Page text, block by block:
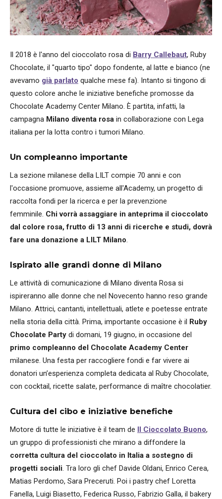
Il 2018 è l'anno del cioccolato rosa di Barry Callebaut, Ruby
Chocolate, il "quarto tipo" dopo fondente, al latte e bianco (ne
avevamo già parlato qualche mese fa). Intanto si tingono di
questo colore anche le iniziative benefiche promosse da
Chocolate Academy Center Milano. È partita, infatti, la
campagna Milano diventa rosa in collaborazione con Lega
italiana per la lotta contro i tumori Milano.
Un compleanno importante
La sezione milanese della LILT compie 70 anni e con
l'occasione promuove, assieme all'Academy, un progetto di
raccolta fondi per la ricerca e per la prevenzione
femminile. Chi vorrà assaggiare in anteprima il cioccolato
dal colore rosa, frutto di 13 anni di ricerche e studi, dovrà
fare una donazione a LILT Milano.
Ispirato alle grandi donne di Milano
Le attività di comunicazione di Milano diventa Rosa si
ispireranno alle donne che nel Novecento hanno reso grande
Milano. Attrici, cantanti, intellettuali, atlete e poetesse entrate
nella storia della città. Prima, importante occasione è il Ruby
Chocolate Party di domani, 19 giugno, in occasione del
primo compleanno del Chocolate Academy Center
milanese. Una festa per raccogliere fondi e far vivere ai
donatori un’esperienza completa dedicata al Ruby Chocolate,
con cocktail, ricette salate, performance di maître chocolatier.
Cultura del cibo e iniziative benefiche
Motore di tutte le iniziative è il team de Il Cioccolato Buono,
un gruppo di professionisti che mirano a diffondere la
corretta cultura del cioccolato in Italia a sostegno di
progetti sociali. Tra loro gli chef Davide Oldani, Enrico Cerea,
Matias Perdomo, Sara Preceruti. Poi i pastry chef Loretta
Fanella, Luigi Biasetto, Federica Russo, Fabrizio Galla, il bakery